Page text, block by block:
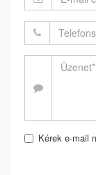
Kérek e-mail